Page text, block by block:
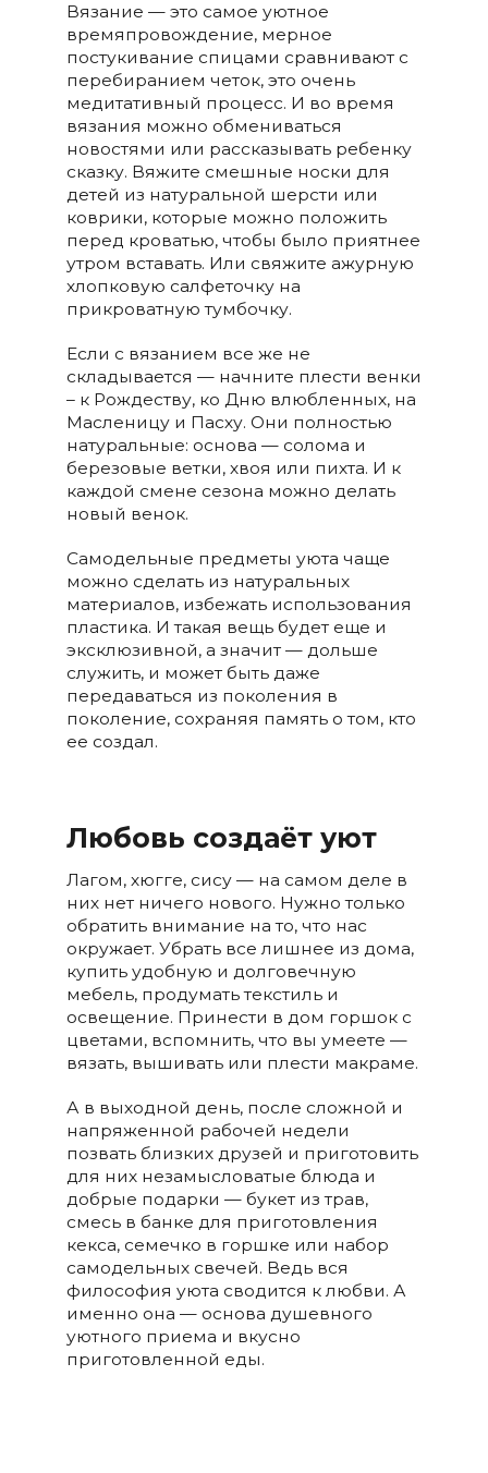
Вязание — это самое уютное
времяпровождение, мерное
постукивание спицами сравнивают с
перебиранием четок, это очень
медитативный процесс. И во время
вязания можно обмениваться
новостями или рассказывать ребенку
сказку. Вяжите смешные носки для
детей из натуральной шерсти или
коврики, которые можно положить
перед кроватью, чтобы было приятнее
утром вставать. Или свяжите ажурную
хлопковую салфеточку на
прикроватную тумбочку.
Если с вязанием все же не
складывается — начните плести венки
– к Рождеству, ко Дню влюбленных, на
Масленицу и Пасху. Они полностью
натуральные: основа — солома и
березовые ветки, хвоя или пихта. И к
каждой смене сезона можно делать
новый венок.
Самодельные предметы уюта чаще
можно сделать из натуральных
материалов, избежать использования
пластика. И такая вещь будет еще и
эксклюзивной, а значит — дольше
служить, и может быть даже
передаваться из поколения в
поколение, сохраняя память о том, кто
ее создал.
Любовь создаёт уют
Лагом, хюгге, сису — на самом деле в
них нет ничего нового. Нужно только
обратить внимание на то, что нас
окружает. Убрать все лишнее из дома,
купить удобную и долговечную
мебель, продумать текстиль и
освещение. Принести в дом горшок с
цветами, вспомнить, что вы умеете —
вязать, вышивать или плести макраме.
А в выходной день, после сложной и
напряженной рабочей недели
позвать близких друзей и приготовить
для них незамысловатые блюда и
добрые подарки — букет из трав,
смесь в банке для приготовления
кекса, семечко в горшке или набор
самодельных свечей. Ведь вся
философия уюта сводится к любви. А
именно она — основа душевного
уютного приема и вкусно
приготовленной еды.